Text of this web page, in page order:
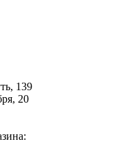
139
20